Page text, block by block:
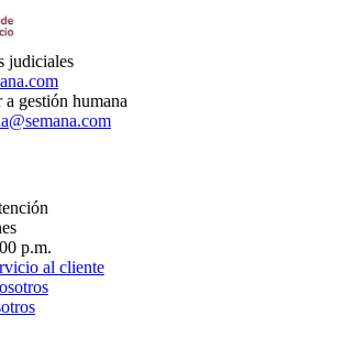
judiciales
a gestión humana
p.m.
al cliente